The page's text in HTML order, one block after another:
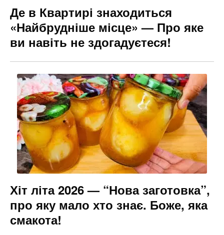
Де в Квартирі знаходиться
«Найбрудніше місце» — Про яке
ви навіть не здогадуєтеся!
Хіт літа 2026 — “Нова заготовка”,
про яку мало хто знає. Боже, яка
смакота!